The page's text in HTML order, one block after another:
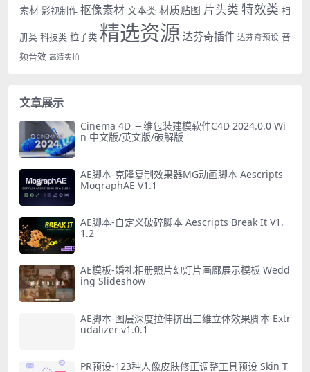
素材 影视制作 抠像素材 文本类 材质贴图 片头类 特效类 相
册类 科技类 粒子类 精选资源 达芬奇插件 达芬奇预设 音
频音效 高清实拍
文章展示
Cinema 4D 三维包装建模软件C4D 2024.0.0 Wi
n 中文版/英文版/破解版
AE脚本-克隆复制效果器MG动画脚本 Aescripts
MographAE V1.1
AE脚本-自定义破碎脚本 Aescripts Break It V1.
1.2
AE模板-婚礼相册照片幻灯片画廊展示模板 Wedd
ing Slideshow
AE脚本-图层深度拉伸挤出三维立体效果脚本 Extr
udalizer v1.0.1
PR预设-123种人像皮肤修正调整工具预设 Skin T